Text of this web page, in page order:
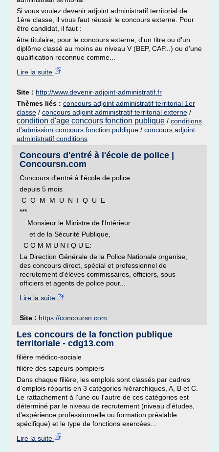
Si vous voulez devenir adjoint administratif territorial de
1ère classe, il vous faut réussir le concours externe. Pour
être candidat, il faut :
être titulaire, pour le concours externe, d'un titre ou d'un
diplôme classé au moins au niveau V (BEP, CAP...) ou d'une
qualification reconnue comme...
Lire la suite
Site : http://www.devenir-adjoint-administratif.fr
Thèmes liés : concours adjoint administratif territorial 1er
classe / concours adjoint administratif territorial externe /
condition d'age concours fonction publique / conditions
d'admission concours fonction publique / concours adjoint
administratif conditions
Concours d'entré à l'école de police |
Concoursn.com
Concours d'entré à l'école de police
depuis 5 mois
C O M M U N I Q U E
***
Monsieur le Ministre de l'Intérieur
et de la Sécurité Publique,
C O M M U N I Q U E:
La Direction Générale de la Police Nationale organise,
des concours direct, spécial et professionnel de
recrutement d'élèves commissaires, officiers, sous-
officiers et agents de police pour...
Lire la suite
Site : https://concoursn.com
Les concours de la fonction publique
territoriale - cdg13.com
filière médico-sociale
filière des sapeurs pompiers
Dans chaque filière, les emplois sont classés par cadres
d'emplois répartis en 3 catégories hiérarchiques, A, B et C.
Le rattachement à l'une ou l'autre de ces catégories est
déterminé par le niveau de recrutement (niveau d'études,
d'expérience professionnelle ou formation préalable
spécifique) et le type de fonctions exercées...
Lire la suite